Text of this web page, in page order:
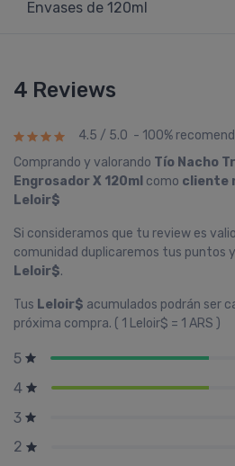
Envases de 120ml
4 Reviews
4.5 / 5.0 - 100%
Comprando y valorando Tí­o Nacho
Engrosador X 120ml como cliente
Leloir$
Si consideramos que tu review es
comunidad duplicaremos tus puntos
Leloir$.
Tus Leloir$ acumulados podrán ser
próxima compra. ( 1 Leloir$ = 1 ARS )
5
4
3
2